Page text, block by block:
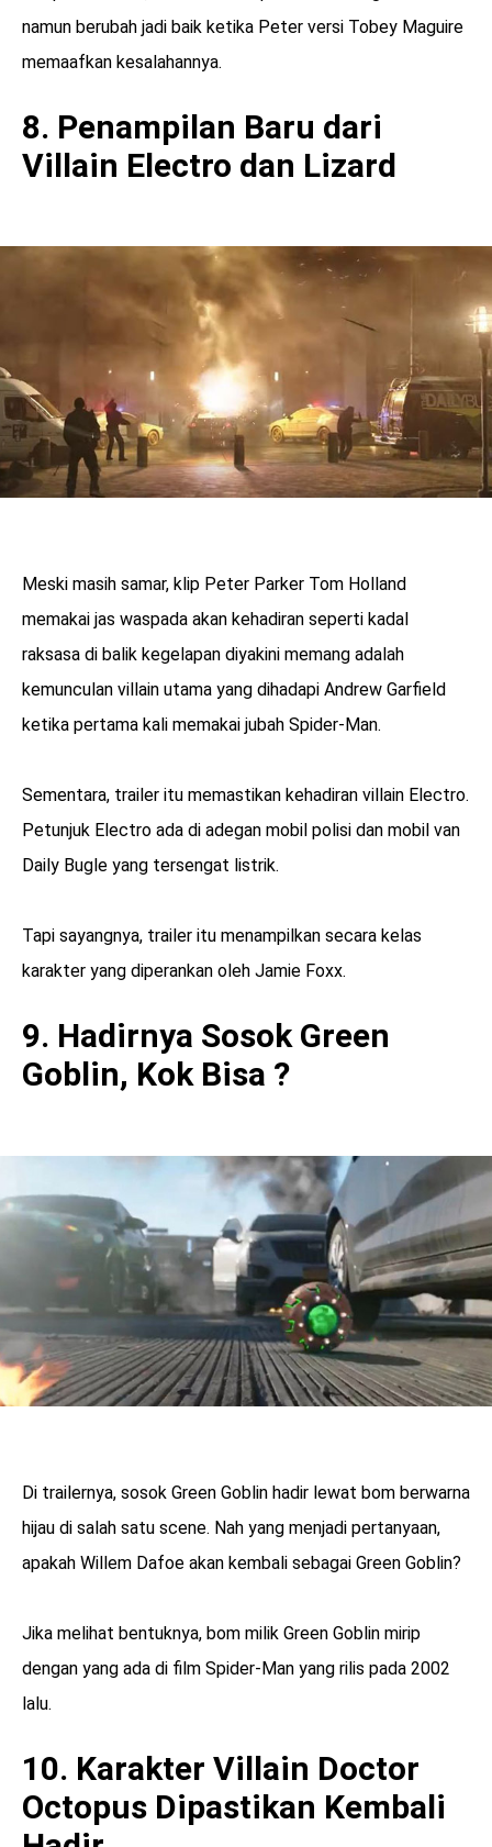
namun berubah jadi baik ketika Peter versi Tobey Maguire
memaafkan kesalahannya.
8. Penampilan Baru dari
Villain Electro dan Lizard
Meski masih samar, klip Peter Parker Tom Holland
memakai jas waspada akan kehadiran seperti kadal
raksasa di balik kegelapan diyakini memang adalah
kemunculan villain utama yang dihadapi Andrew Garfield
ketika pertama kali memakai jubah Spider-Man.
Sementara, trailer itu memastikan kehadiran villain Electro.
Petunjuk Electro ada di adegan mobil polisi dan mobil van
Daily Bugle yang tersengat listrik.
Tapi sayangnya, trailer itu menampilkan secara kelas
karakter yang diperankan oleh Jamie Foxx.
9. Hadirnya Sosok Green
Goblin, Kok Bisa ?
Di trailernya, sosok Green Goblin hadir lewat bom berwarna
hijau di salah satu scene. Nah yang menjadi pertanyaan,
apakah Willem Dafoe akan kembali sebagai Green Goblin?
Jika melihat bentuknya, bom milik Green Goblin mirip
dengan yang ada di film Spider-Man yang rilis pada 2002
lalu.
10. Karakter Villain Doctor
Octopus Dipastikan Kembali